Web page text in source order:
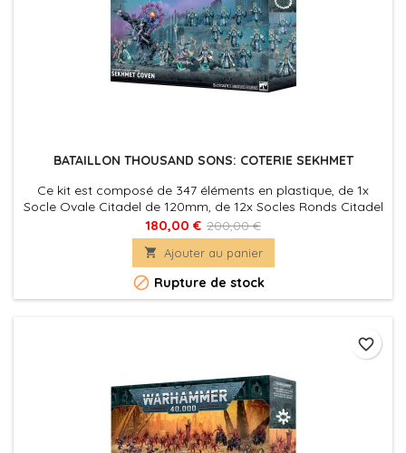
BATAILLON THOUSAND SONS: COTERIE SEKHMET
Ce kit est composé de 347 éléments en plastique, de 1x
Socle Ovale Citadel de 120mm, de 12x Socles Ronds Citadel
de 40mm et de 3x Socles Ronds Citadel de 32mm. Ces
figurines sont fournies non peintes et nécessitent
assemblage
180,00 € 200,00 €
 Ajouter au panier
 Rupture de stock
favorite_border